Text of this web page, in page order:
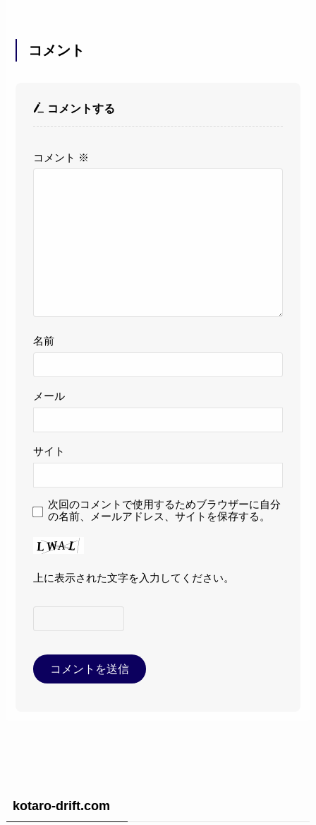
コメント
コメントする
コメント ※
名前
メール
サイト
次回のコメントで使用するためブラウザーに自分
の名前、メールアドレス、サイトを保存する。
上に表示された文字を入力してください。
kotaro-drift.com